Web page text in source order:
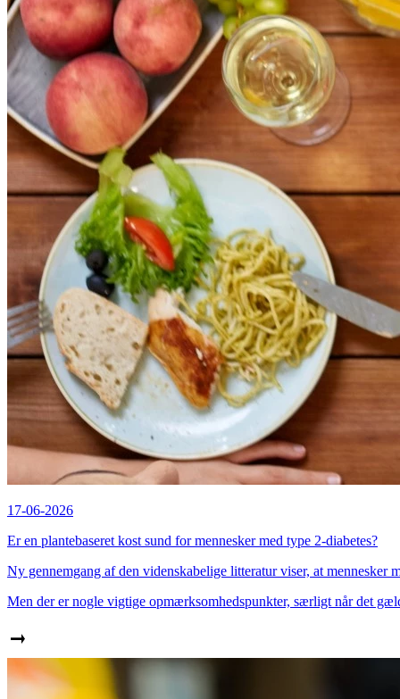
17-06-2026
Er en plantebaseret kost sund for mennesker med type 2-diabetes?
Ny gennemgang af den videnskabelige litteratur viser, at mennesker
Men der er nogle vigtige opmærksomhedspunkter, særligt når det